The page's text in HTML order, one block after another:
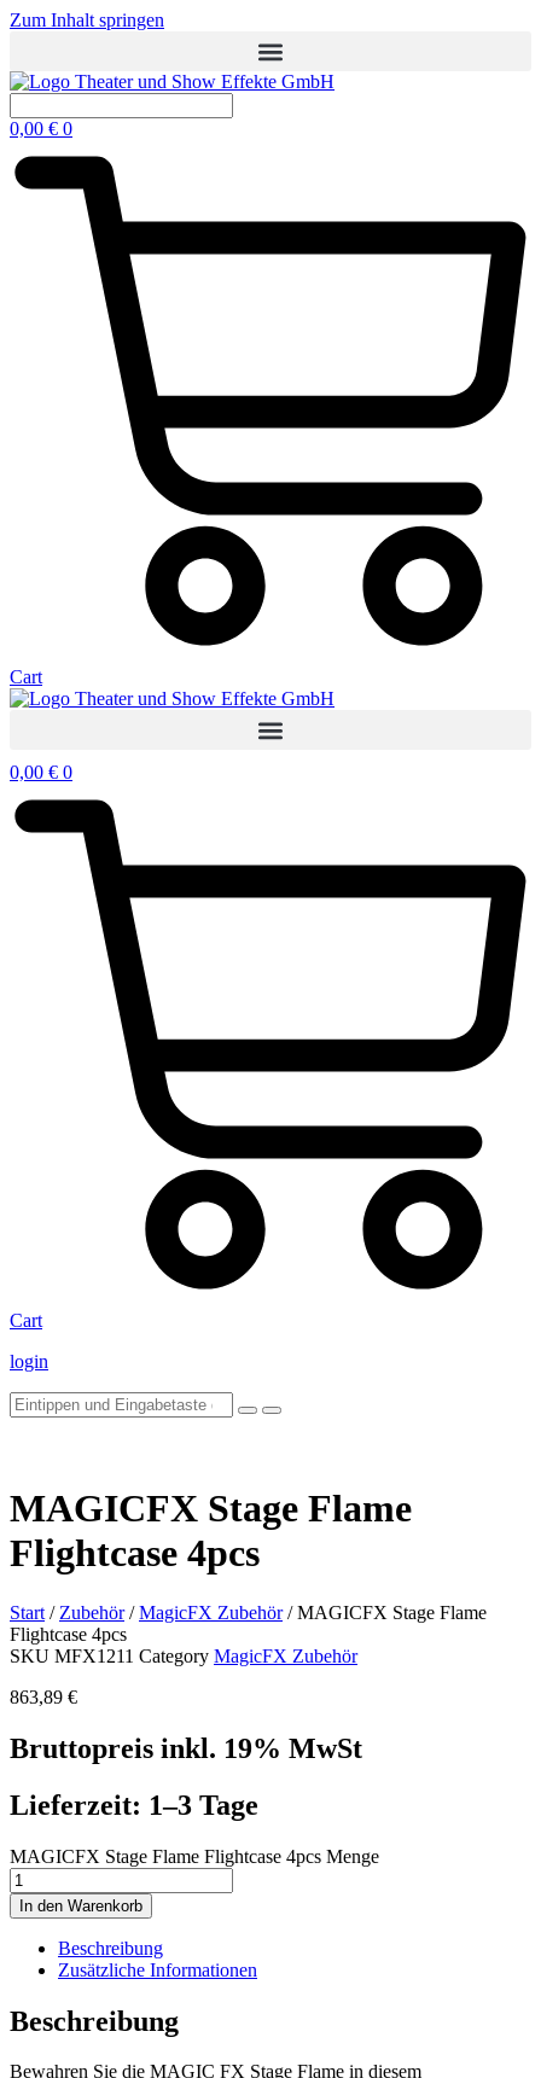
Zum Inhalt springen
0,00 € 0
Cart
0,00 € 0
Cart
login
MAGICFX Stage Flame
Flightcase 4pcs
Start / Zubehör/MagicFX Zubehör/ MAGICFX Stage Flame
Flightcase 4pcs
SKU MFX1211 Category MagicFX Zubehör
863,89 €
Bruttopreis inkl. 19% MwSt
Lieferzeit: 1–3 Tage
MAGICFX Stage Flame Flightcase 4pcs Menge
In den Warenkorb
Beschreibung
Zusätzliche Informationen
Beschreibung
Bewahren Sie die MAGIC FX Stage Flame in diesem